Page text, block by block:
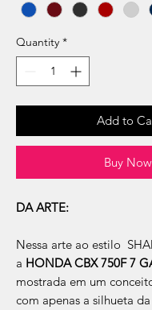
Quantity *
Add to
Buy Now
DA ARTE:
Nessa arte ao estilo
a HONDA CBX 750F 7
mostrada em um
com apenas a silhueta